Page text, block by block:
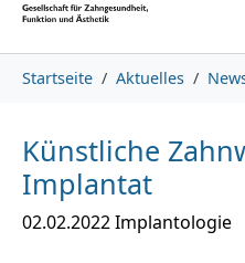
Skip to main content
Skip to page footer
Startseite Aktuelles
Künstliche
Implantat
02.02.2022Implantologie